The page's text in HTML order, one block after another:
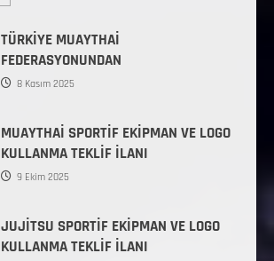
TÜRKİYE MUAYTHAİ
FEDERASYONUNDAN
8 Kasım 2025
MUAYTHAİ SPORTİF EKİPMAN VE LOGO
KULLANMA TEKLİF İLANI
9 Ekim 2025
JUJİTSU SPORTİF EKİPMAN VE LOGO
KULLANMA TEKLİF İLANI